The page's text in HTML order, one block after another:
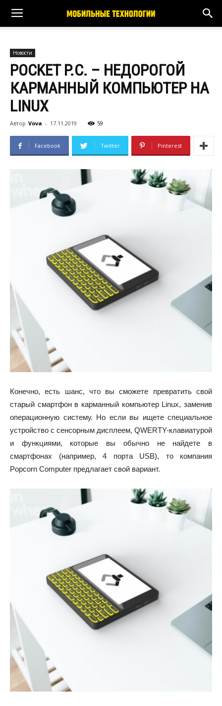
Новости
POCKET P.C. – НЕДОРОГОЙ
КАРМАННЫЙ КОМПЬЮТЕР НА
LINUX
Автор Vova - 17.11.2019 59
Facebook Twitter Pinterest
Конечно, есть шанс, что вы сможете превратить свой
старый смартфон в карманный компьютер Linux, заменив
операционную систему. Но если вы ищете специальное
устройство с сенсорным дисплеем, QWERTY-клавиатурой
и функциями, которые вы обычно не найдете в
смартфонах (например, 4 порта USB), то компания
Popcorn Computer предлагает свой вариант.